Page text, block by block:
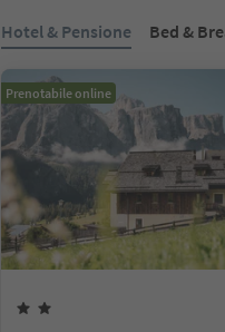
Hotel & Pensione Bed &
Prenotabile online